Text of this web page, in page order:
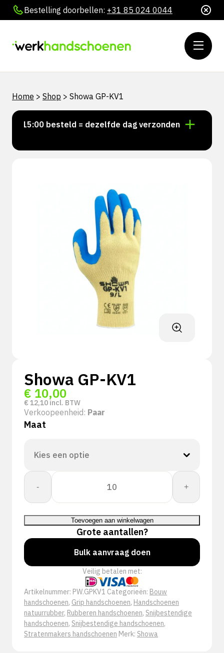
Bestelling doorbellen: +31 85 024 0044
Home > Shop > Showa GP-KV1
15:00 besteld = dezelfde dag verzonden
Showa GP-KV1
€ 10,00
€ 12,10 incl. BTW
Verkoopeenheid: Paar
Maat
-
Showa
GP-
KV1
aantal
+
Toevoegen aan winkelwagen
Grote aantallen?
Bulk aanvraag doen
Veilig betalen met:
Artikelnummer: PW.GPKV1 Categorieën: Bouw
handschoenen, Grip handschoenen, Handschoenen
natuurrubber, Rubberen handschoenen, Snijbestendige
handschoenen, Snijbestendige handschoenen,
Stratenmakers handschoenen Merk: Showa